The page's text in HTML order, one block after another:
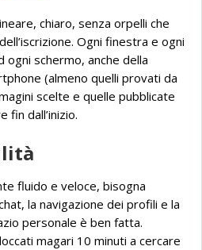
chiaro, senza orpelli che
Ogni finestra e ogni
schermo, anche della
(almeno quelli provati da
scelte e quelle pubblicate
fin dall’inizio.
fluido e veloce, bisogna
la navigazione dei profili e la
personale è ben fatta.
magari 10 minuti a cercare